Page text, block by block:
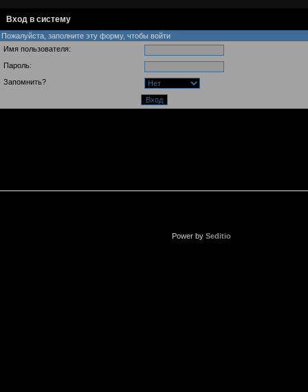
Вход в систему
Пожалуйста, заполните эту форму, чтобы войти
Имя пользователя:
Пароль:
Запомнить?
Power by Seditio